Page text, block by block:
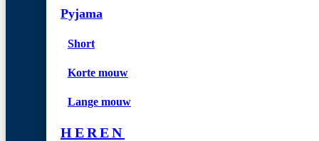
Pyjama
Short
Korte mouw
Lange mouw
HEREN